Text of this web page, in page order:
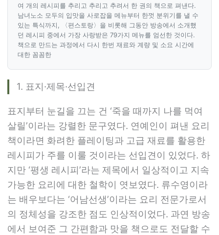
여 개의 레시피를 추리고 추리고 추려서 한 권의 책으로 펴낸다.
남녀노소 모두의 입맛을 사로잡을 메뉴부터 한껏 분위기를 낼 수
있는 특식까지, 〈편스토랑〉을 비롯해 그동안 방송에서 소개했
던 레시피 중에서 가장 사랑받은 79가지 메뉴를 엄선한 것이다.
책으로 만드는 과정에서 다시 한번 재료와 계량 및 소요 시간에
대한 꼼꼼한
1. 표지·제목·선입견
표지부터 눈길을 끄는 건 ‘죽을 때까지 나를 먹여
살릴’이라는 강렬한 문구였다. 연예인이 펴낸 요리
책이라면 화려한 플레이팅과 고급 재료를 활용한
레시피가 주를 이룰 것이라는 선입견이 있었다. 하
지만 ‘평생 레시피’라는 제목에서 일상적이고 지속
가능한 요리에 대한 철학이 엿보였다. 류수영이라
는 배우보다는 ‘어남선생’이라는 요리 전문가로서
의 정체성을 강조한 점도 인상적이었다. 과연 방송
에서 보여준 그 간편함과 맛을 책으로도 전달할 수